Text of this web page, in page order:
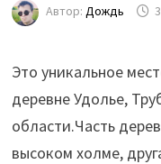
Автор: Дождь
Это уникальное
деревне Удолье,
области.Часть
высоком холме,